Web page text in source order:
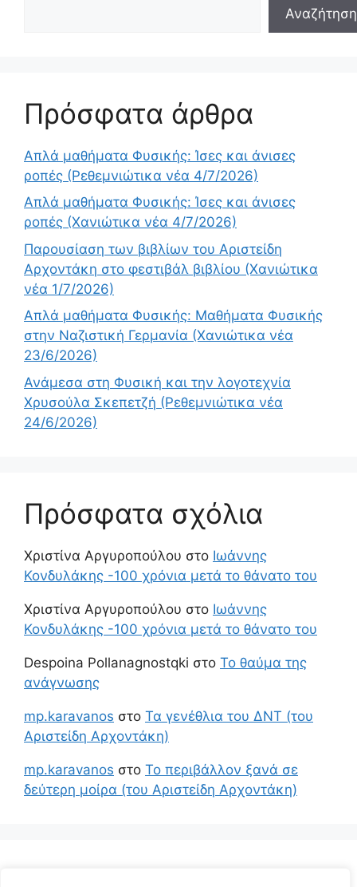
Αναζήτηση
Πρόσφατα άρθρα
Απλά μαθήματα Φυσικής: Ίσες και άνισες
ροπές (Ρεθεμνιώτικα νέα 4/7/2026)
Απλά μαθήματα Φυσικής: Ίσες και άνισες
ροπές (Χανιώτικα νέα 4/7/2026)
Παρουσίαση των βιβλίων του Αριστείδη
Αρχοντάκη στο φεστιβάλ βιβλίου (Χανιώτικα
νέα 1/7/2026)
Απλά μαθήματα Φυσικής: Μαθήματα Φυσικής
στην Ναζιστική Γερμανία (Χανιώτικα νέα
23/6/2026)
Ανάμεσα στη Φυσική και την λογοτεχνία
Χρυσούλα Σκεπετζή (Ρεθεμνιώτικα νέα
24/6/2026)
Πρόσφατα σχόλια
Χριστίνα Αργυροπούλου στο Ιωάννης
Κονδυλάκης -100 χρόνια μετά το θάνατο του
Χριστίνα Αργυροπούλου στο Ιωάννης
Κονδυλάκης -100 χρόνια μετά το θάνατο του
Despoina Pollanagnostqki στο Το θαύμα της
ανάγνωσης
mp.karavanos στο Τα γενέθλια του ΔΝΤ (του
Αριστείδη Αρχοντάκη)
mp.karavanos στο Το περιβάλλον ξανά σε
δεύτερη μοίρα (του Αριστείδη Αρχοντάκη)